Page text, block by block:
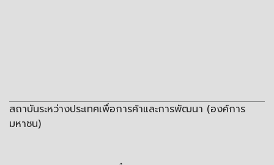
สถาบันระหว่างประเทศเพื่อการค้าและการพัฒนา (องค์การ
มหาชน)